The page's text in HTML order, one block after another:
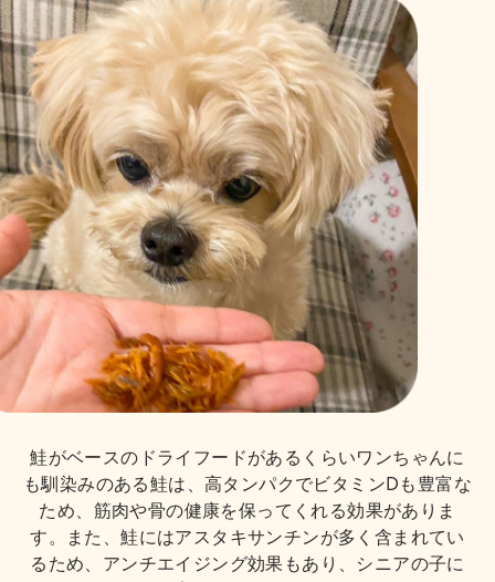
鮭がベースのドライフードがあるくらいワンちゃんに
も馴染みのある鮭は、高タンパクでビタミンDも豊富な
ため、筋肉や骨の健康を保ってくれる効果がありま
す。また、鮭にはアスタキサンチンが多く含まれてい
るため、アンチエイジング効果もあり、シニアの子に